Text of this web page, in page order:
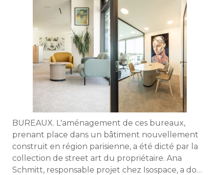
BUREAUX. L'aménagement de ces bureaux,
prenant place dans un bâtiment nouvellement
construit en région parisienne, a été dicté par la
collection de street art du propriétaire. Ana
Schmitt, responsable projet chez Isospace, a donc